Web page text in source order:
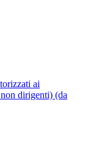
ai
dirigenti) (da